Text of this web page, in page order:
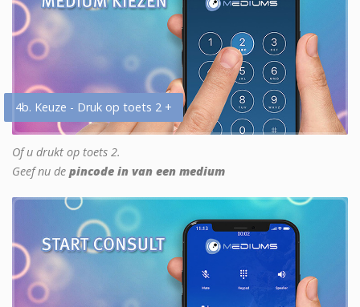
4b. Keuze - Druk op toets 2 +
Of u drukt op toets 2.
Geef nu de pincode in van een medium